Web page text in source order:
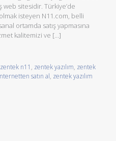
sitesidir. Türkiye’de
isteyen N11.com, belli
ortamda satış yapmasına
kalitemizi ve […]
zentek n11 , zentek yazılım, zentek
satın al, zentek yazılım